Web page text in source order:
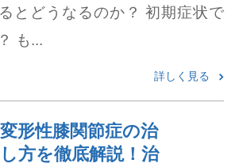
とどうなるのか？ 初期症状で
も...
詳しく見る
変形性膝関節症の治
し方を徹底解説！治